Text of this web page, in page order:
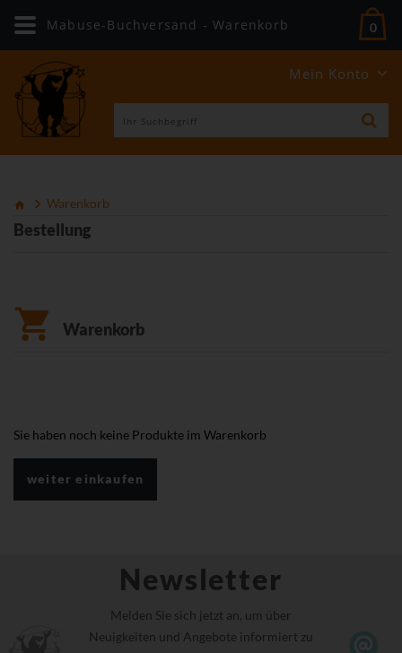
Mein Konto
0
Warenkorb
Bestellung
Warenkorb
Sie haben noch keine Produkte im Warenkorb
weiter einkaufen
Newsletter
Melden Sie sich jetzt an, um über
Neuigkeiten und Angebote informiert zu
Mabuse-Buchversand - Warenkorb